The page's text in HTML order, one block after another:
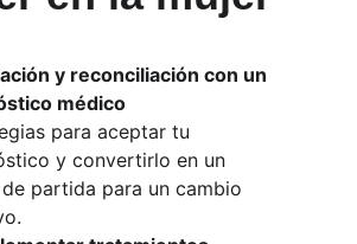
y reconciliación con un
médico
para aceptar tu
y convertirlo en un
partida para un cambio